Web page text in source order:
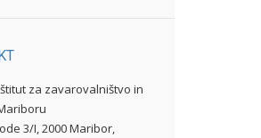
za zavarovalništvo in
3/I, 2000 Maribor,